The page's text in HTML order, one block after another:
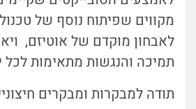
מקווים שפיתוח נוסף של
לאבחון מוקדם של אוטיזם,
תמיכה והנגשות מתאימות לכל
תודה למבקרות ומבקרים